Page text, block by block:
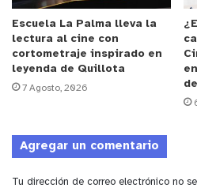
Escuela La Palma lleva la
lectura al cine con
cortometraje inspirado en
leyenda de Quillota
7 Agosto, 2026
Agregar un comentario
Tu dirección de correo electrónico no